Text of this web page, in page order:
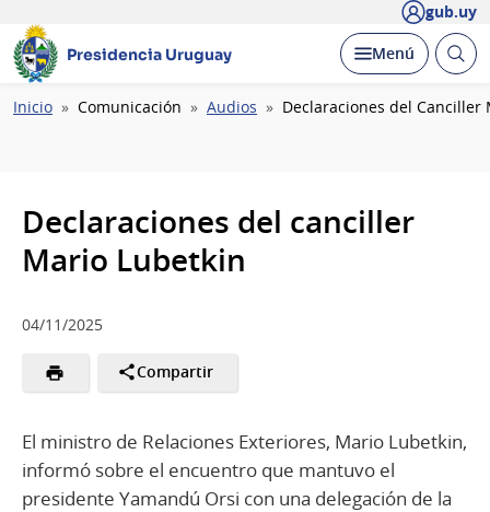
gub.uy
Presidencia Uruguay Desplegar
Menú Abrir
Ruta
Inicio Comunicación Audios Declaraciones del Canciller
Declaraciones del canciller
Mario Lubetkin
04/11/2025
Compartir
El ministro de Relaciones Exteriores, Mario Lubetkin,
informó sobre el encuentro que mantuvo el
presidente Yamandú Orsi con una delegación de la